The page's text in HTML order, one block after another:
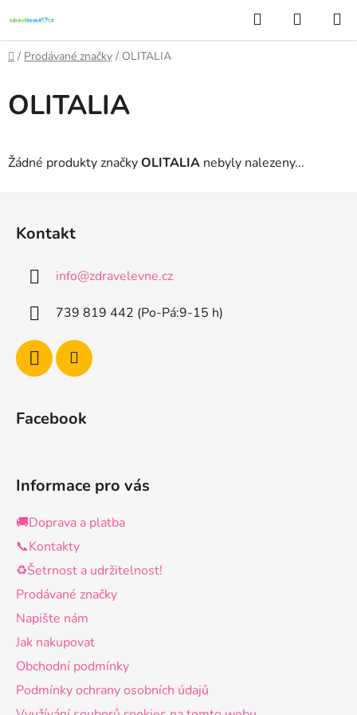
na
obsah
Hledat
KOŠÍK
Domů
/ Prodávané značky / OLITALIA
OLITALIA
Žádné produkty značkyOLITALIA nebyly nalezeny...
Kontakt
info@zdravelevne.cz
739 819 442 (Po-Pá:9-15 h)
Facebook
Informace pro vás
🚚Doprava a platba
📞Kontakty
♻️Šetrnost a udržitelnost!
Prodávané značky
Napište nám
Jak nakupovat
Obchodní podmínky
Podmínky ochrany osobních údajů